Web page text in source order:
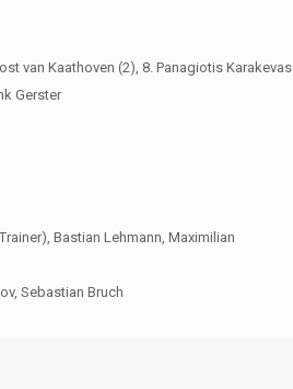
van Kaathoven (2), 8. Panagiotis Karakevas
Gerster
Bastian Lehmann, Maximilian
Sebastian Bruch